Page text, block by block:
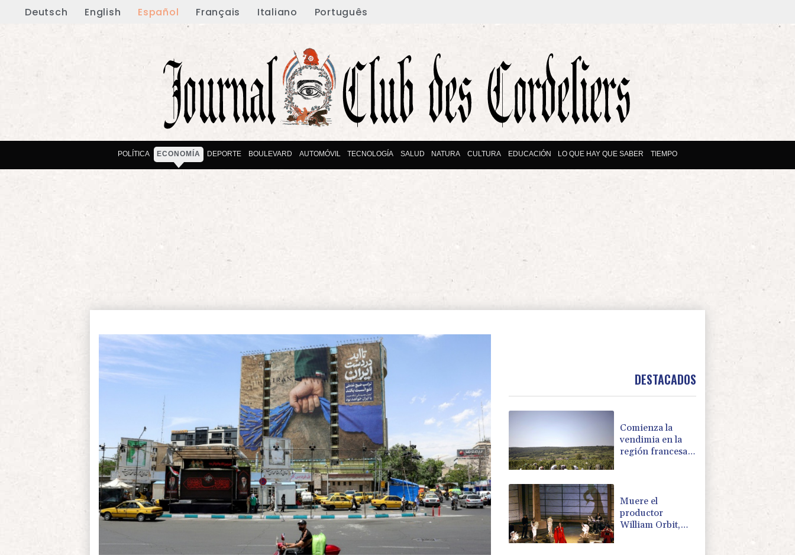
Deutsch English Español Français Italiano Português
POLÍTICA ECONOMÍA DEPORTE BOULEVARD AUTOMÓVIL TECNOLOGÍA SALUD NATURA CULTURA EDUCACIÓN LO QUE HAY QUE SABER TIEMPO
DESTACADOS
Comienza la
vendimia en la
región francesa
Muere el
productor
William Orbit,